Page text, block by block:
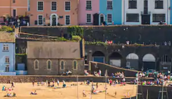
arriba y hacia abajo o explora con el tacto o desliza